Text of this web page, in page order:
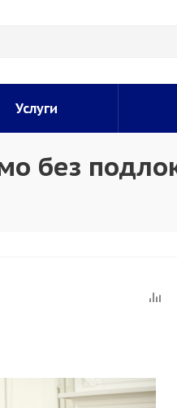
Услуги
без